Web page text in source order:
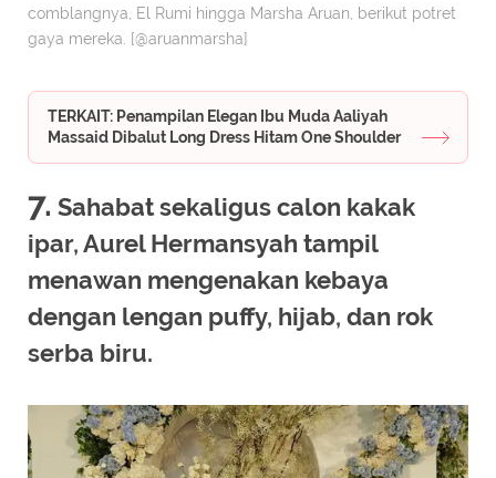
comblangnya, El Rumi hingga Marsha Aruan, berikut potret
gaya mereka. [@aruanmarsha]
TERKAIT: Penampilan Elegan Ibu Muda Aaliyah
Massaid Dibalut Long Dress Hitam One Shoulder
7. Sahabat sekaligus calon kakak
ipar, Aurel Hermansyah tampil
menawan mengenakan kebaya
dengan lengan puffy, hijab, dan rok
serba biru.